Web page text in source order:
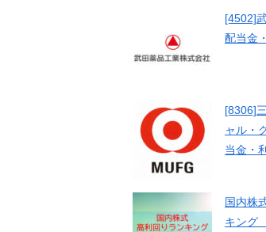
[4502]
配当金
[8306]
ャル・
当金・
国内株
キング